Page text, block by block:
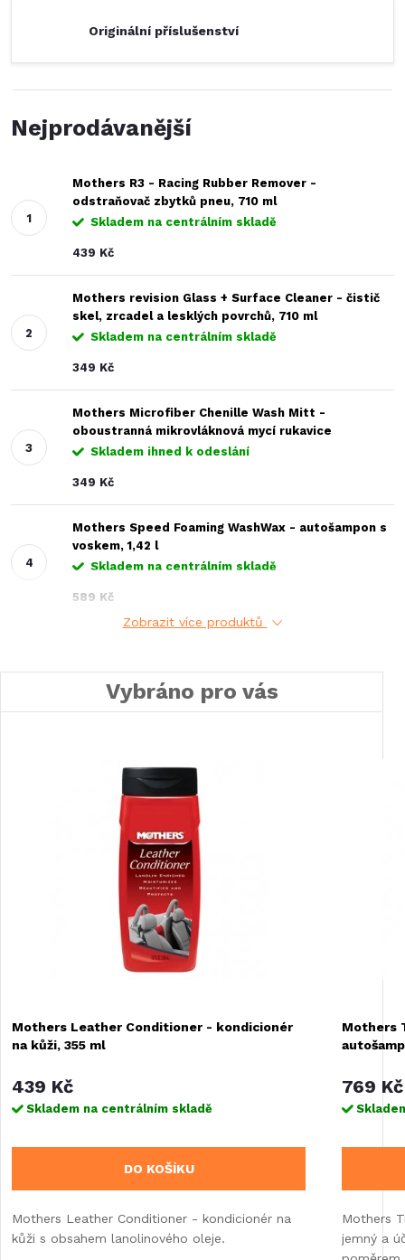
Originální příslušenství
Nejprodávanější
Mothers R3 - Racing Rubber Remover -
odstraňovač zbytků pneu, 710 ml
Skladem na centrálním skladě
439 Kč
Mothers revision Glass + Surface Cleaner - čistič
skel, zrcadel a lesklých povrchů, 710 ml
Skladem na centrálním skladě
349 Kč
Mothers Microfiber Chenille Wash Mitt -
oboustranná mikrovláknová mycí rukavice
Skladem ihned k odeslání
349 Kč
Mothers Speed Foaming WashWax - autošampon s
voskem, 1,42 l
Skladem na centrálním skladě
589 Kč
Zobrazit více produktů
Vybráno pro vás
Mothers Leather Conditioner - kondicionér
na kůži, 355 ml
439 Kč
Skladem na centrálním skladě
DO KOŠÍKU
Mothers Leather Conditioner - kondicionér na
kůži s obsahem lanolinového oleje.
Mothers
769 Kč
Mothers
jemný a